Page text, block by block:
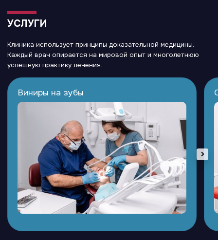
УСЛУГИ
Клиника использует принципы доказательной медицины.
Каждый врач опирается на мировой опыт и многолетнюю
успешную практику лечения.
Виниры на зубы